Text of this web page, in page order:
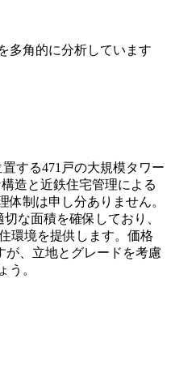
多角的に分析しています
する471戸の大規模タワー
造と近鉄住宅管理による
体制は申し分ありません。
な面積を確保しており、
環境を提供します。価格
が、立地とグレードを考慮
う。